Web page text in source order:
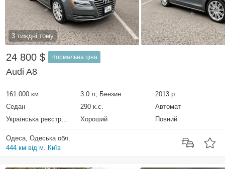
3 тиждні тому
24 800 $ Нормальна ціна
Audi A8
161 000 км 3.0 л, Бензин
2013 р.
Седан
290 к.с.
Автомат
Українська реєстрація
Хороший Повний
Одеса, Одеська обл.
444 км від м. Київ